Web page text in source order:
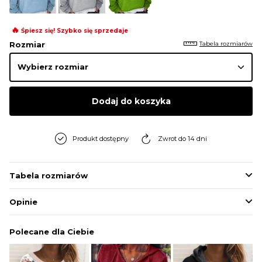
BLUZY
BUTY
SWETRY
🔥 Śpiesz się! Szybko się sprzedaje
Rozmiar Tabela rozmiarów
Dodaj do koszyka
Produkt dostępny Zwrot do 14 dni
Tabela rozmiarów
Opinie
Polecane dla Ciebie